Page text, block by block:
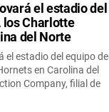
el estadio del
los Charlotte
del Norte
el estadio del equipo de
en Carolina del
Company, filial de